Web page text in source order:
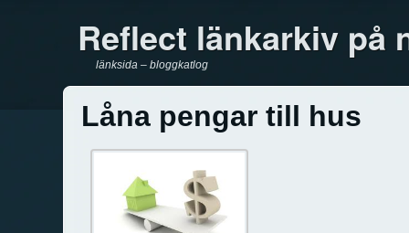
Reflect länkarkiv på
länksida – bloggkatlog
Låna pengar till hus